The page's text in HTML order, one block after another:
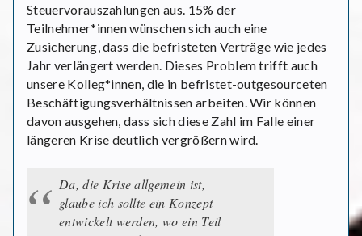
Steuervorauszahlungen aus. 15% der
Teilnehmer*innen wünschen sich auch eine
Zusicherung, dass die befristeten Verträge wie jedes
Jahr verlängert werden. Dieses Problem trifft auch
unsere Kolleg*innen, die in befristet-outgesourceten
Beschäftigungsverhältnissen arbeiten. Wir können
davon ausgehen, dass sich diese Zahl im Falle einer
längeren Krise deutlich vergrößern wird.
Da, die Krise allgemein ist,
glaube ich sollte ein Konzept
entwickelt werden, wo ein Teil